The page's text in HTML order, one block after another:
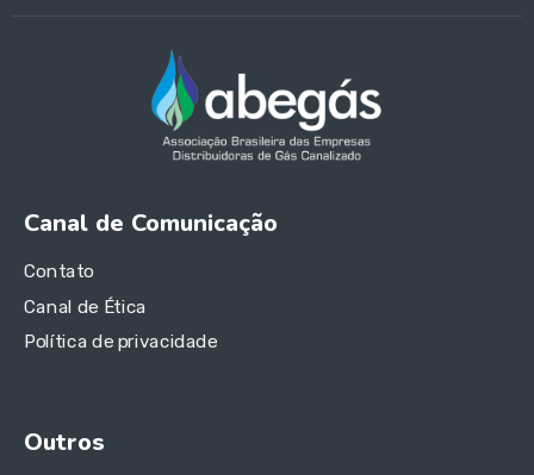
Canal de Comunicação
Contato
Canal de Ética
Política de privacidade
Outros